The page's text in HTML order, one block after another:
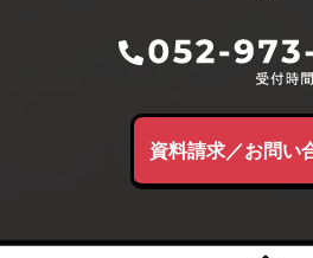
資料請求／お問い